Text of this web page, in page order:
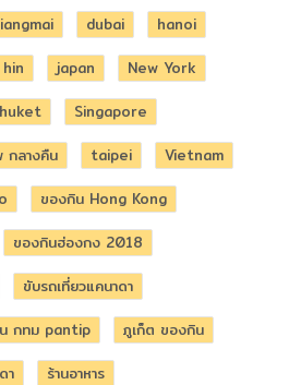
dubai
hanoi
japan
New York
Singapore
ลางคืน
taipei
Vietnam
ของกิน Hong Kong
ของกินฮ่องกง 2018
ขับรถเที่ยวแคนาดา
กทม pantip
ภูเก็ต ของกิน
า
ร้านอาหาร